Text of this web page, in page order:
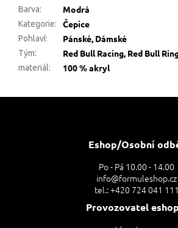
Barva: Modrá
Kategorie: Čepice
Pohlaví: Pánské, Dámské
Tým: Red Bull Racing, Red Bull
materiál: 100 % akryl
Eshop/Osobní
Po - Pá 10.00 - 14.00
info@formuleshop.cz
tel.: +420 724 041 111
Provozovatel